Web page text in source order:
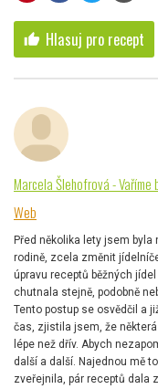
thumb_up Hlasuj pro recept
Marcela Šlehofrová - Vaříme
Web
Před několika lety jsem
rodině, zcela změnit
úpravu receptů běžných
chutnala stejně, podobně
Tento postup se osvědčil a
čas, zjistila jsem, že
lépe než dřív. Abych
další a další. Najednou mě
zveřejnila, pár receptů dala